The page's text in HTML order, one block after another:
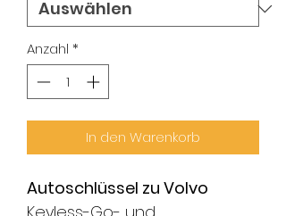
Anzahl *
In den Warenkorb
Autoschlüssel zu Volvo